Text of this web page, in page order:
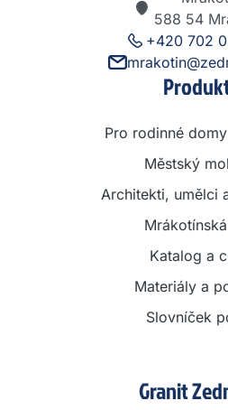
+420 702
588 54
Pro rodinné
Městský
Architekti, umělci
Katalog a
Materiály a
Slovníček
Granit